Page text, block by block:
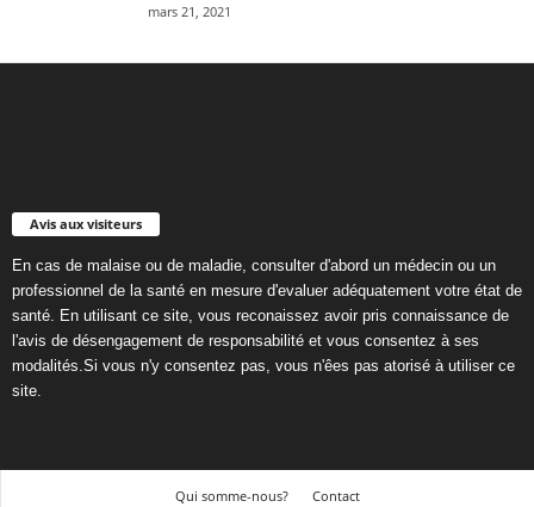
mars 21, 2021
Avis aux visiteurs
En cas de malaise ou de maladie, consulter d'abord un médecin ou un
professionnel de la santé en mesure d'evaluer adéquatement votre état de
santé. En utilisant ce site, vous reconaissez avoir pris connaissance de
l'avis de désengagement de responsabilité et vous consentez à ses
modalités.Si vous n'y consentez pas, vous n'êes pas atorisé à utiliser ce
site.
Qui somme-nous? Contact